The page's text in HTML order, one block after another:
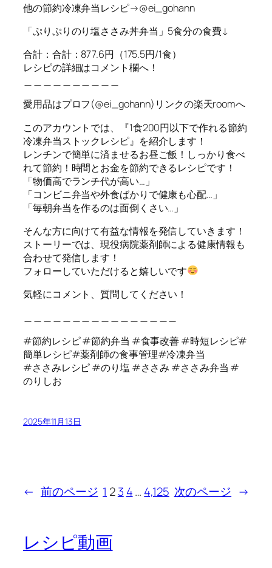
他の節約冷凍弁当レシピ→@ei_gohann
「ぷりぷりのり塩ささみ丼弁当」5食分の食費↓
合計：合計：877.6円（175.5円/1食）
レシピの詳細はコメント欄へ！
愛用品はプロフ(@ei_gohann)リンクの楽天roomへ
このアカウントでは、『1食200円以下で作れる節約
冷凍弁当ストックレシピ』を紹介します！
レンチンで簡単に済ませるお昼ご飯！しっかり食べ
れて節約！時間とお金を節約できるレシピです！
「物価高でランチ代が高い…」
「コンビニ弁当や外食ばかりで健康も心配…」
「毎朝弁当を作るのは面倒くさい…」
そんな方に向けて有益な情報を発信していきます！
ストーリーでは、現役病院薬剤師による健康情報も
合わせて発信します！
フォローしていただけると嬉しいです
気軽にコメント、質問してください！
#節約レシピ #節約弁当 #食事改善 #時短レシピ#
簡単レシピ#薬剤師の食事管理#冷凍弁当
#ささみレシピ #のり塩 #ささみ #ささみ弁当 #
のりしお
2025年11月13日
← 前のページ 1 23 4… 4,125 次のページ →
レシピ動画